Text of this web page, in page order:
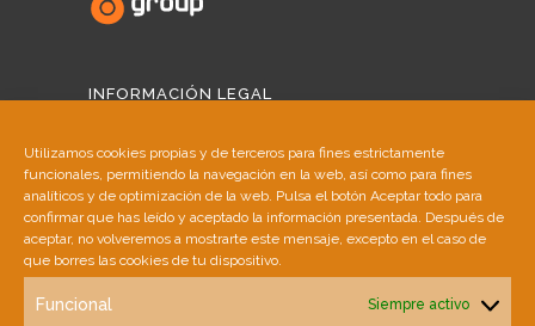
Utilizamos cookies propias y de terceros para fines estrictamente
funcionales, permitiendo la navegación en la web, así como para fines
analíticos y de optimización de la web. Pulsa el botón Aceptar todo para
confirmar que has leído y aceptado la información presentada. Después de
aceptar, no volveremos a mostrarte este mensaje, excepto en el caso de
que borres las cookies de tu dispositivo.
Funcional Siempre activo
INFORMACIÓN LEGAL
Política de Cookies
Política de Privacidad